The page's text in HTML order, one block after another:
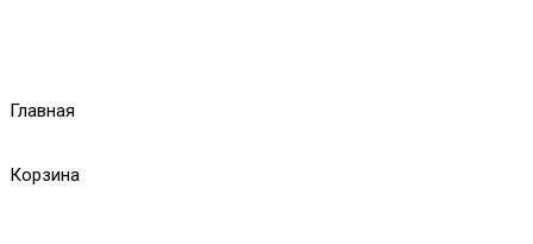
Главная
Корзина